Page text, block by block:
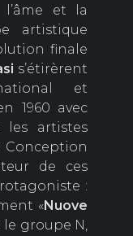
l’âme et la
artistique
finale
s’étirèrent
et
1960 avec
les artistes
Conception
de ces
:
«Nuove
le groupe N,